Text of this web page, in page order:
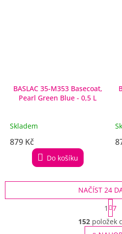
BASLAC 35-M353 Basecoat,
Pearl Green Blue - 0,5 L
Skladem
879 Kč
Do košíku
O
v
NAČÍST 24
S
t
r
á
1
7
152 položek